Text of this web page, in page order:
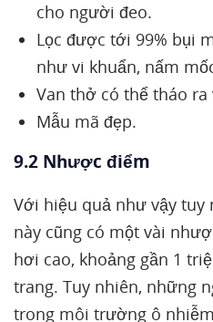
cho người đeo.
Lọc được tới 99% bụi
như vi khuẩn, nấm
Van thở có thể tháo
Mẫu mã đẹp.
9.2 Nhược điểm
Với hiệu quả như vậy tuy
này cũng có một vài
hơi cao, khoảng gần 1
trang. Tuy nhiên, những
trong môi trường ô